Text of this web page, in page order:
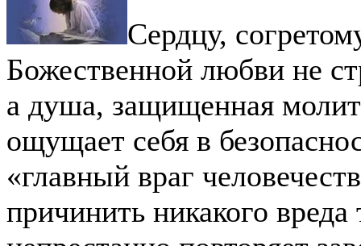
Сердцу,
Божественной любви не
а душа, защищенная
ощущает себя в
«главный враг
причинить никакого вреда